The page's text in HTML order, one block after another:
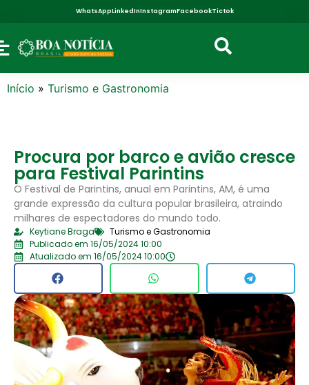
WhatsAppLinkedInInstagramFacebookTictok
Início » Turismo e Gastronomia
Procura por barco e avião cresce
para Festival Parintins
O Festival de Parintins, anual em Parintins, AM, é uma
grande expressão da cultura popular brasileira, atraindo
milhares de espectadores do mundo todo.
Keytiane Braga
Turismo e Gastronomia
Publicado em 16/05/2024 10:00
Atualizado em 16/05/2024 10:00